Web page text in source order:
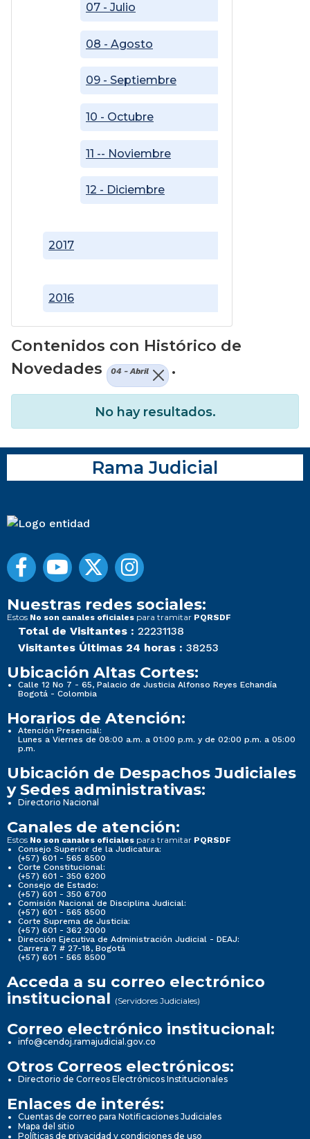
2016
2017
07 - Julio
08 - Agosto
09 - Septiembre
10 - Octubre
11 -- Noviembre
12 - Diciembre
Contenidos con Histórico de
Novedades
04 - Abril .
No hay resultados.
Rama Judicial
Nuestras redes sociales:
Estos No son canales oficiales para tramitar PQRSDF
Total de Visitantes : 22231138
Visitantes Últimas 24 horas : 38253
Ubicación Altas Cortes:
Calle 12 No 7 - 65, Palacio de Justicia Alfonso Reyes Echandía
Bogotá - Colombia
Horarios de Atención:
Atención Presencial:
Lunes a Viernes de 08:00 a.m. a 01:00 p.m. y de 02:00 p.m. a 05:00
p.m.
Ubicación de Despachos Judiciales
y Sedes administrativas:
Directorio Nacional
Canales de atención:
Estos No son canales oficiales para tramitar PQRSDF
Consejo Superior de la Judicatura:
(+57) 601 - 565 8500
Corte Constitucional:
(+57) 601 - 350 6200
Consejo de Estado:
(+57) 601 - 350 6700
Comisión Nacional de Disciplina Judicial:
(+57) 601 - 565 8500
Corte Suprema de Justicia:
(+57) 601 - 362 2000
Dirección Ejecutiva de Administración Judicial - DEAJ:
Carrera 7 # 27-18, Bogotá
(+57) 601 - 565 8500
Acceda a su correo electrónico
institucional (Servidores Judiciales)
Correo electrónico institucional:
info@cendoj.ramajudicial.gov.co
Otros Correos electrónicos:
Directorio de Correos Electrónicos Institucionales
Enlaces de interés:
Cuentas de correo para Notificaciones Judiciales
Mapa del sitio
Políticas de privacidad y condiciones de uso